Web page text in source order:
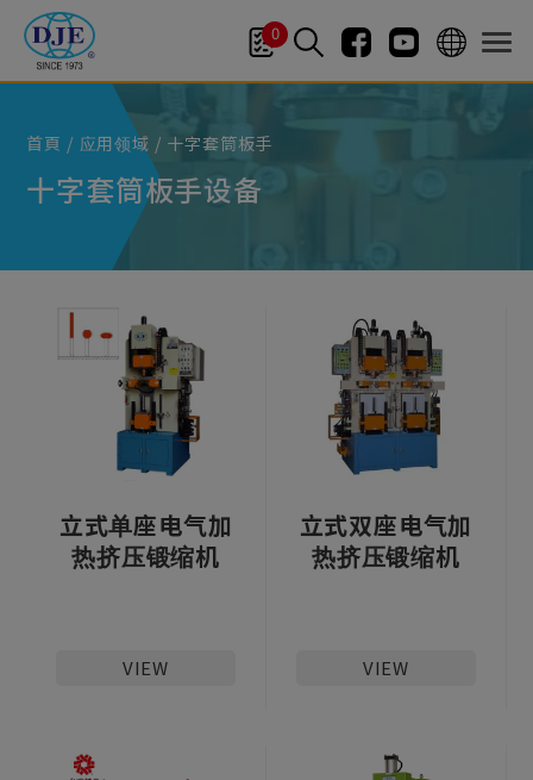
0
首頁 应用领域 十字套筒板手
十字套筒板手设备
立式单座电气加
热挤压锻缩机
VIEW
立式双座电气加
热挤压锻缩机
VIEW
Cookie管理面板